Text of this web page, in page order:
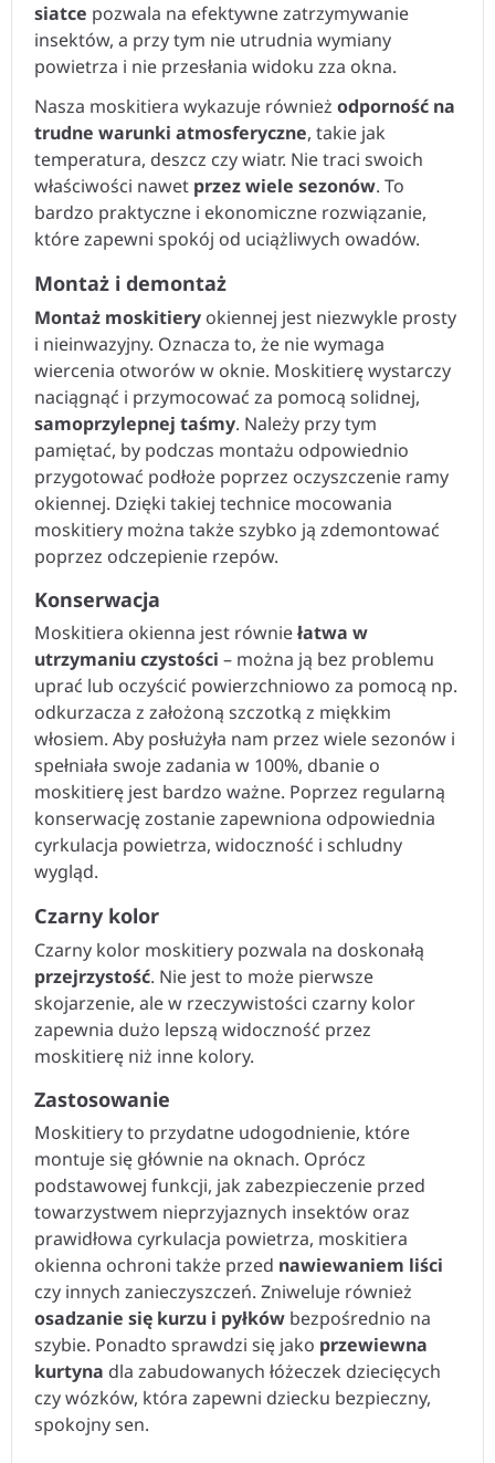
siatce pozwala na efektywne zatrzymywanie
insektów, a przy tym nie utrudnia wymiany
powietrza i nie przesłania widoku zza okna.
Nasza moskitiera wykazuje również odporność na
trudne warunki atmosferyczne, takie jak
temperatura, deszcz czy wiatr. Nie traci swoich
właściwości nawet przez wiele sezonów. To
bardzo praktyczne i ekonomiczne rozwiązanie,
które zapewni spokój od uciążliwych owadów.
Montaż i demontaż
Montaż moskitiery okiennej jest niezwykle prosty
i nieinwazyjny. Oznacza to, że nie wymaga
wiercenia otworów w oknie. Moskitierę wystarczy
naciągnąć i przymocować za pomocą solidnej,
samoprzylepnej taśmy. Należy przy tym
pamiętać, by podczas montażu odpowiednio
przygotować podłoże poprzez oczyszczenie ramy
okiennej. Dzięki takiej technice mocowania
moskitiery można także szybko ją zdemontować
poprzez odczepienie rzepów.
Konserwacja
Moskitiera okienna jest równiełatwa w
utrzymaniu czystości – można ją bez problemu
uprać lub oczyścić powierzchniowo za pomocą np.
odkurzacza z założoną szczotką z miękkim
włosiem. Aby posłużyła nam przez wiele sezonów i
spełniała swoje zadania w 100%, dbanie o
moskitierę jest bardzo ważne. Poprzez regularną
konserwację zostanie zapewniona odpowiednia
cyrkulacja powietrza, widoczność i schludny
wygląd.
Czarny kolor
Czarny kolor moskitiery pozwala na doskonałą
przejrzystość. Nie jest to może pierwsze
skojarzenie, ale w rzeczywistości czarny kolor
zapewnia dużo lepszą widoczność przez
moskitierę niż inne kolory.
Zastosowanie
Moskitiery to przydatne udogodnienie, które
montuje się głównie na oknach. Oprócz
podstawowej funkcji, jak zabezpieczenie przed
towarzystwem nieprzyjaznych insektów oraz
prawidłowa cyrkulacja powietrza, moskitiera
okienna ochroni także przed nawiewaniem liści
czy innych zanieczyszczeń. Zniweluje również
osadzanie się kurzu i pyłków bezpośrednio na
szybie. Ponadto sprawdzi się jako przewiewna
kurtyna dla zabudowanych łóżeczek dziecięcych
czy wózków, która zapewni dziecku bezpieczny,
spokojny sen.